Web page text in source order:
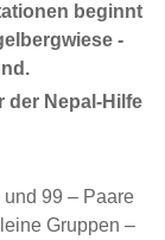
beginnt
-
der Nepal-Hilfe
99 – Paare
Gruppen –